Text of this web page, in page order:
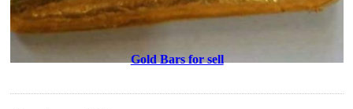
Gold Bars for sell